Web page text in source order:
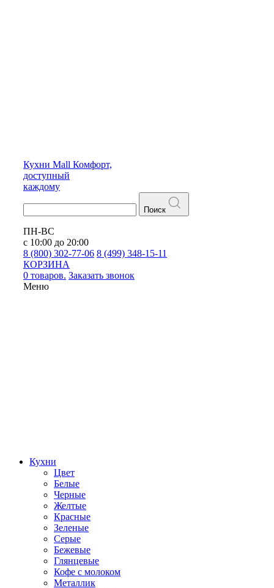
Кухни Mall Комфорт,
доступный
каждому
Поиск
ПН-ВС
с 10:00 до 20:00
8 (800) 302-77-06 8 (499) 348-15-11
КОРЗИНА
0 товаров. Заказать звонок
Меню
Кухни
Цвет
Белые
Черные
Желтые
Красные
Зеленые
Серые
Бежевые
Глянцевые
Кофе с молоком
Металлик